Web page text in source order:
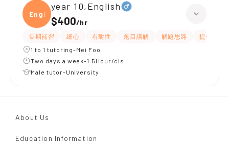
Engli
year 10,English
$400/hr
長期補習 細心 有耐性 題目講解 解題思路
提供練習
1 to 1 tutoring-Mei Foo
Two days a week-1.5Hour/cls
Male tutor-University
About Us
Education Information